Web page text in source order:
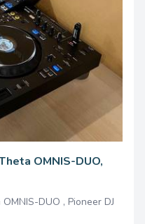
OMNIS-DUO,
DUO , Pioneer DJ